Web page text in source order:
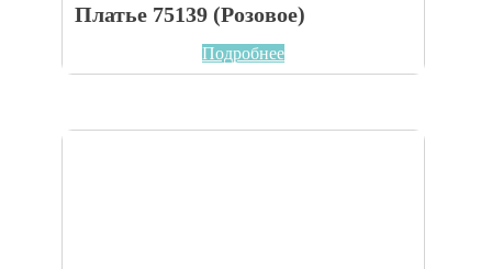
Платье 75139 (Розовое)
Подробнее